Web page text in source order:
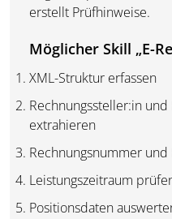
erstellt Prüfhinweise.
Möglicher Skill „E-
XML-Struktur erfassen
Rechnungssteller:in
extrahieren
Rechnungsnummer
Leistungszeitraum
Positionsdaten